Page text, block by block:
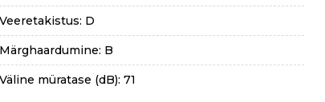
Veeretakistus: D
Märghaardumine: B
Väline müratase (dB): 71